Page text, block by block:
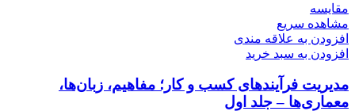
مقایسه
مشاهده سریع
افزودن به علاقه مندی
افزودن به سبد خرید
مدیریت فرآیندهای کسب‌ و کار؛ مفاهیم، زبان‌ها،
معماری‌ها – جلد اول